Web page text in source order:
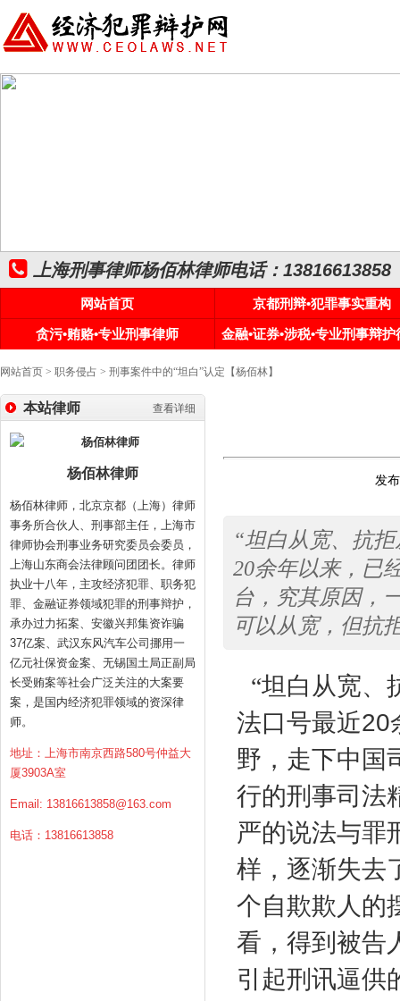
上海刑事律师杨佰林律师电话：13816613858
网站首页
京都刑辩•犯罪事实重构
贪污•贿赂•专业刑事律师
金融•证券•涉税•专业刑事辩护
网站首页 > 职务侵占 > 刑事案件中的“坦白”认定【杨佰林】
查看详细
本站律师
杨佰林律师
杨佰林律师，北京京都（上海）律师
事务所合伙人、刑事部主任，上海市
律师协会刑事业务研究委员会委员，
上海山东商会法律顾问团团长。律师
执业十八年，主攻经济犯罪、职务犯
罪、金融证券领域犯罪的刑事辩护，
承办过力拓案、安徽兴邦集资诈骗
37亿案、武汉东风汽车公司挪用一
亿元社保资金案、无锡国土局正副局
长受贿案等社会广泛关注的大案要
案，是国内经济犯罪领域的资深律
师。
地址：上海市南京西路580号仲益大
厦3903A室
Email: 13816613858@163.com
电话：13816613858
发
“坦白从宽、抗
20余年以来，已
台，究其原因，
可以从宽，但抗
“坦白从宽、
法口号最近20
野，走下中国
行的刑事司法
严的说法与罪
样，逐渐失去
个自欺欺人的
看，得到被告
引起刑讯逼供